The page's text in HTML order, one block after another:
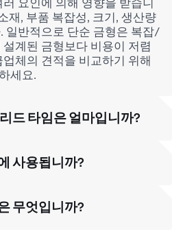
요인에 의해 영향을 받습니
재, 부품 복잡성, 크기, 생산량
일반적으로 단순 금형은 복잡/
계된 금형보다 비용이 저렴
체의 견적을 비교하기 위해
세요.
드 타임은 얼마입니까?
사용됩니까?
무엇입니까?